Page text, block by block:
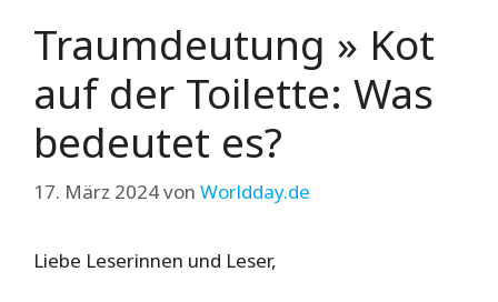
Traumdeutung » Kot
auf der Toilette: Was
bedeutet es?
17. März 2024von Worldday.de
Liebe Leserinnen und Leser,